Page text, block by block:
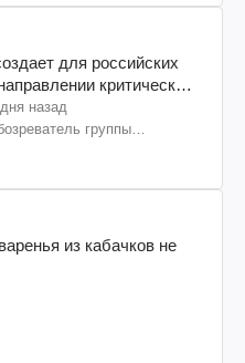
для российских
критический
назад
группы
из кабачков не